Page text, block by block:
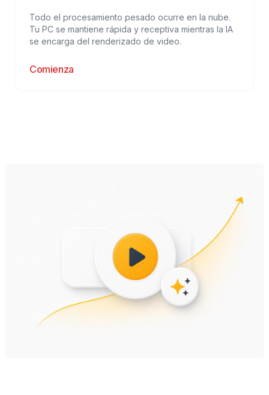
Todo el procesamiento pesado ocurre en la nube.
Tu PC se mantiene rápida y receptiva mientras la IA
se encarga del renderizado de video.
Comienza